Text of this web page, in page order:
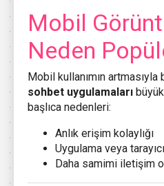
Mobil
Neden
Mobil kullanımın artmasıyla
sohbet uygulamaları
başlıca nedenleri:
Anlık erişim kolaylığı
Uygulama veya
Daha samimi iletişim